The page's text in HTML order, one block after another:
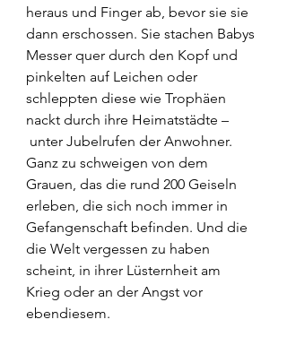
heraus und Finger ab, bevor sie sie
dann erschossen. Sie stachen Babys
Messer quer durch den Kopf und
pinkelten auf Leichen oder
schleppten diese wie Trophäen
nackt durch ihre Heimatstädte –
unter Jubelrufen der Anwohner.
Ganz zu schweigen von dem
Grauen, das die rund 200 Geiseln
erleben, die sich noch immer in
Gefangenschaft befinden. Und die
die Welt vergessen zu haben
scheint, in ihrer Lüsternheit am
Krieg oder an der Angst vor
ebendiesem.